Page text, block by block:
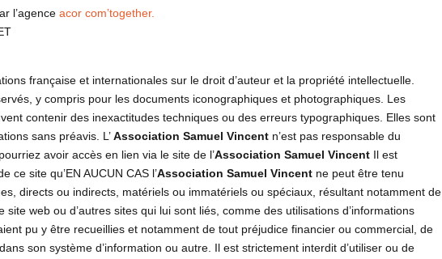
l’agence acor com’together.
française et internationales sur le droit d’auteur et la propriété intellectuelle.
y compris pour les documents iconographiques et photographiques. Les
contenir des inexactitudes techniques ou des erreurs typographiques. Elles sont
sans préavis. L’Association Samuel Vincentn’est pas responsable du
avoir accès en lien via le site de l’Association Samuel VincentIl est
ce site qu’EN AUCUN CAS l’Association Samuel Vincentne peut être tenu
directs ou indirects, matériels ou immatériels ou spéciaux, résultant notamment de
site web ou d’autres sites qui lui sont liés, comme des utilisations d’informations
pu y être recueillies et notamment de tout préjudice financier ou commercial, de
son système d’information ou autre. Il est strictement interdit d’utiliser ou de